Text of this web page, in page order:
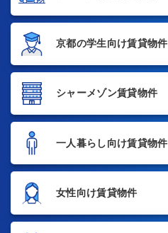
京都の学生向け賃貸物件
シャーメゾン賃貸物件
一人暮らし向け賃貸物件
女性向け賃貸物件